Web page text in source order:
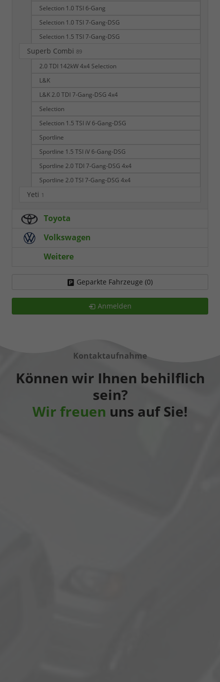
Selection 1.0 TSI 6-Gang
Selection 1.0 TSI 7-Gang-DSG
Selection 1.5 TSI 7-Gang-DSG
Superb Combi 89
2.0 TDI 142kW 4x4 Selection
L&K
L&K 2.0 TDI 7-Gang-DSG 4x4
Selection
Selection 1.5 TSI iV 6-Gang-DSG
Sportline
Sportline 1.5 TSI iV 6-Gang-DSG
Sportline 2.0 TDI 7-Gang-DSG 4x4
Sportline 2.0 TSI 7-Gang-DSG 4x4
Yeti 1
Toyota
Volkswagen
Weitere
Geparkte Fahrzeuge (0)
Anmelden
Kontaktaufnahme
Können wir Ihnen behilflich
sein?
Wir freuen uns auf Sie!